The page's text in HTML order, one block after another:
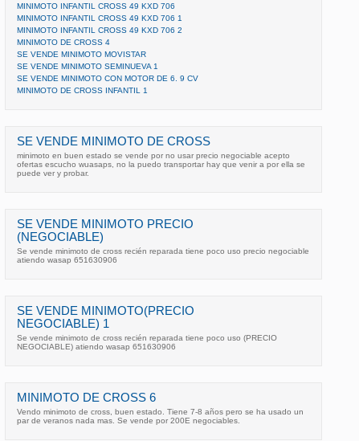
MINIMOTO INFANTIL CROSS 49 KXD 706
MINIMOTO INFANTIL CROSS 49 KXD 706 1
MINIMOTO INFANTIL CROSS 49 KXD 706 2
MINIMOTO DE CROSS 4
SE VENDE MINIMOTO MOVISTAR
SE VENDE MINIMOTO SEMINUEVA 1
SE VENDE MINIMOTO CON MOTOR DE 6. 9 CV
MINIMOTO DE CROSS INFANTIL 1
SE VENDE MINIMOTO DE CROSS
minimoto en buen estado se vende por no usar precio negociable acepto
ofertas escucho wuasaps, no la puedo transportar hay que venir a por ella se
puede ver y probar.
SE VENDE MINIMOTO PRECIO
(NEGOCIABLE)
Se vende minimoto de cross recién reparada tiene poco uso precio negociable
atiendo wasap 651630906
SE VENDE MINIMOTO(PRECIO
NEGOCIABLE) 1
Se vende minimoto de cross recién reparada tiene poco uso (PRECIO
NEGOCIABLE) atiendo wasap 651630906
MINIMOTO DE CROSS 6
Vendo minimoto de cross, buen estado. Tiene 7-8 años pero se ha usado un
par de veranos nada mas. Se vende por 200E negociables.